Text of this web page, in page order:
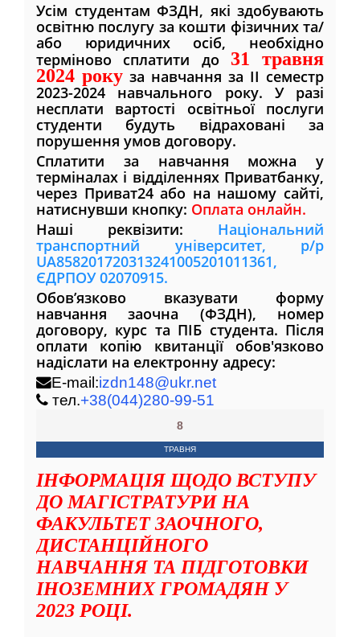
Усім студентам ФЗДН, які здобувають
освітню послугу за кошти фізичних та/
або юридичних осіб, необхідно
терміново сплатити до 31 травня
2024 року за навчання за IІ семестр
2023-2024 навчального року. У разі
несплати вартості освітньої послуги
студенти будуть відраховані за
порушення умов договору.
Сплатити за навчання можна у
терміналах і відділеннях Приватбанку,
через Приват24 або на нашому сайті,
натиснувши кнопку: Оплата онлайн.
Наші реквізити: Національний
транспортний університет, р/р
UA858201720313241005201011361,
ЄДРПОУ 02070915.
Обов’язково вказувати форму
навчання заочна (ФЗДН), номер
договору, курс та ПІБ студента. Після
оплати копію квитанції обов'язково
надіслати на електронну адресу:
E-mail:izdn148@ukr.net
тел.+38(044)280-99-51
8
ТРАВНЯ
ІНФОРМАЦІЯ ЩОДО ВСТУПУ
ДО МАГІСТРАТУРИ НА
ФАКУЛЬТЕТ ЗАОЧНОГО,
ДИСТАНЦІЙНОГО
НАВЧАННЯ ТА ПІДГОТОВКИ
ІНОЗЕМНИХ ГРОМАДЯН У
2023 РОЦІ.